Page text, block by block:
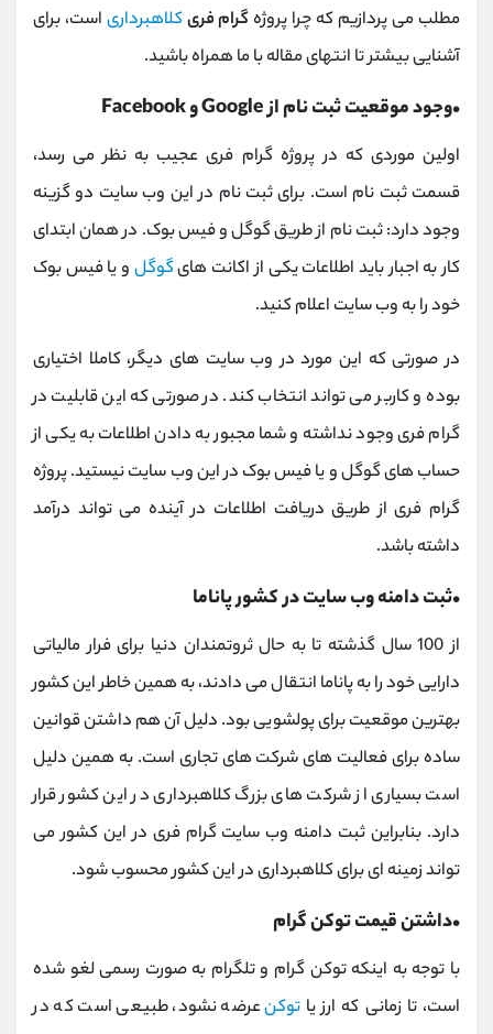
مطلب می پردازیم که چرا پروژهگرام فریکلاهبرداری است، برای
آشنایی بیشتر تا انتهای مقاله با ما همراه باشید.
•وجود موقعیت ثبت نام از Google و Facebook
اولین موردی که در پروژه گرام فری عجیب به نظر می رسد،
قسمت ثبت نام است. برای ثبت نام در این وب سایت دو گزینه
وجود دارد: ثبت نام از طریق گوگل و فیس بوک. در همان ابتدای
کار به اجبار باید اطلاعات یکی از اکانت هایگوگل و یا فیس بوک
خود را به وب سایت اعلام کنید.
در صورتی که این مورد در وب سایت های دیگر، کاملا اختیاری
بوده و کاربر می تواند انتخاب کند. در صورتی که این قابلیت در
گرام فری وجود نداشته و شما مجبور به دادن اطلاعات به یکی از
حساب های گوگل و یا فیس بوک در این وب سایت نیستید. پروژه
گرام فری از طریق دریافت اطلاعات در آینده می تواند درآمد
داشته باشد.
•ثبت دامنه وب سایت در کشور پاناما
از 100 سال گذشته تا به حال ثروتمندان دنیا برای فرار مالیاتی
دارایی خود را به پاناما انتقال می دادند، به همین خاطر این کشور
بهترین موقعیت برای پولشویی بود. دلیل آن هم داشتن قوانین
ساده برای فعالیت های شرکت های تجاری است. به همین دلیل
است بسیاری از شرکت های بزرگ کلاهبرداری در این کشور قرار
دارد. بنابراین ثبت دامنه وب سایت گرام فری در این کشور می
تواند زمینه ای برای کلاهبرداری در این کشور محسوب شود.
•داشتن قیمت توکن گرام
با توجه به اینکه توکن گرام و تلگرام به صورت رسمی لغو شده
است، تا زمانی که ارز یاتوکنعرضه نشود، طبیعی است که در